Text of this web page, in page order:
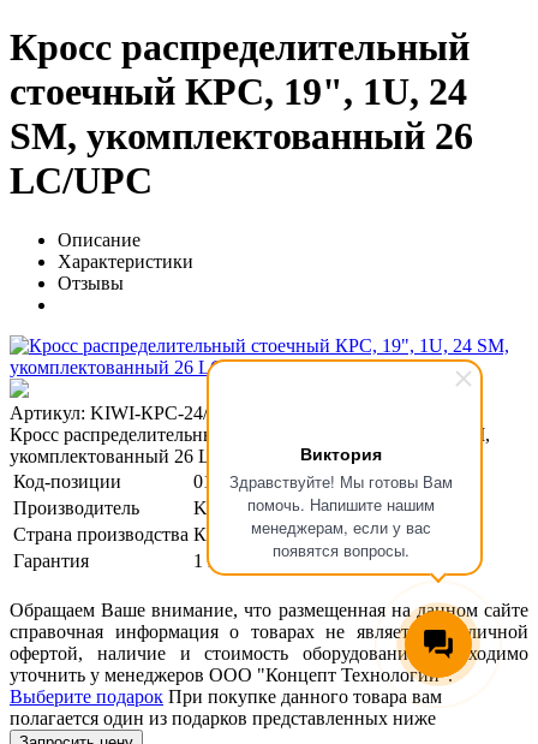
Виктория
Здравствуйте! Мы готовы Вам
помочь. Напишите нашим
менеджерам, если у вас
появятся вопросы.
Кросс распределительный
стоечный КРС, 19", 1U, 24
SM, укомплектованный 26
LC/UPC
Описание
Характеристики
Отзывы
Артикул: KIWI-КРС-24/26-1U-SM-LU
Кросс распределительный стоечный КРС, 19", 1U, 24 SM,
укомплектованный 26 LC/UPC
Код-позиции
01-00130551
Производитель
KIWI
Страна производства Китай
Гарантия
1 год
Обращаем Ваше внимание, что размещенная на данном сайте
справочная информация о товарах не является публичной
офертой, наличие и стоимость оборудования необходимо
уточнить у менеджеров ООО "Концепт Технологии".
Выберите подарок При покупке данного товара вам
полагается один из подарков представленных ниже